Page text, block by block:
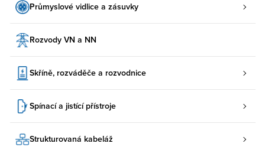
Průmyslové vidlice a zásuvky
Rozvody VN a NN
Skříně, rozváděče a rozvodnice
Spínací a jistící přístroje
Strukturovaná kabeláž